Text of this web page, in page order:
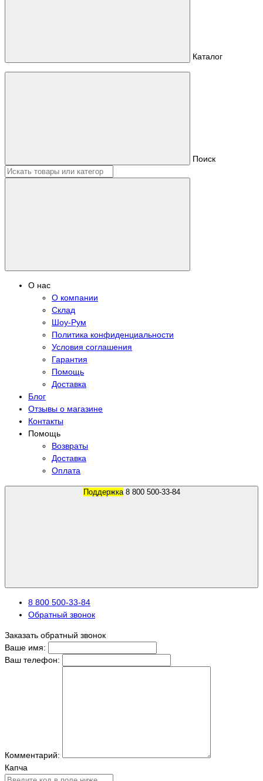
Каталог
Поиск
О нас
О компании
Склад
Шоу-Рум
Политика конфиденциальности
Условия соглашения
Гарантия
Помощь
Доставка
Блог
Отзывы о магазине
Контакты
Помощь
Возвраты
Доставка
Оплата
Поддержка 8 800 500-33-84
8 800 500-33-84
Обратный звонок
Заказать обратный звонок
Ваше имя:
Ваш телефон:
Комментарий:
Капча